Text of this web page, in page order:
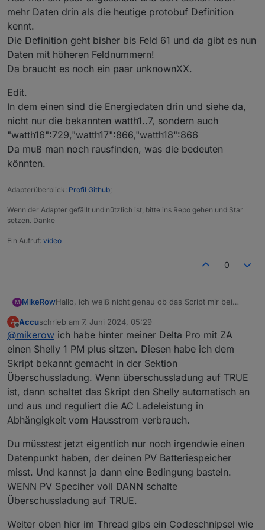
mehr Daten drin als die heutige protobuf Definition
kennt.
Die Definition geht bisher bis Feld 61 und da gibt es nun
Daten mit höheren Feldnummern!
Da braucht es noch ein paar unknownXX.
Edit.
In dem einen sind die Energiedaten drin und siehe da,
nicht nur die bekannten watth1..7, sondern auch
"watth16":729,"watth17":866,"watth18":866
Da muß man noch rausfinden, was die bedeuten
könnten.
Adapterüberblick: Profil Github;
Wenn der Adapter gefällt und nützlich ist, bitte ins Repo gehen und Star
setzen. Danke
Ein Aufruf: video
0
M MikeRowHallo, ich weiß nicht genau ob das Script mir bei
Frage hier. Wenn das Falsch ist, mach ich gern auch
ein neues Thema dazu auf.
Ich habe eine PV Anlage mit Speicher und möchte
den Speicher ohne Elektriker erweitern. Ich habe mir
eine Ecoflow Delta Pro + Powerstream 800 + Smart
Plug bestellt.
Ich möchte bei Überschuss oder günstigem Tibber
Preis folgende Werte anpassen oder Zustände
erreichen.
Alle Werte wie Überschuss, Tibber Preise etc habe
ich heute schon im IOBroker.
Wenn der primäre Speicher voll ist, soll der
die Beladung starten/stoppen und ggf die
Ladeleistung anpassen können.
Nach bestimmten Uhrzeiten bzw wenn der primäre
Speicher leer ist, will ich mit einem festen Wert
(Grundlast) entladen.
Sehe ich das Richtig, das Beladen kann ganz einfach
werden? Oder hilft mir da das Script. Ich habe auch
Kann mir da jemand etwas Orientierung geben? Wir
würdet ihr das machen? Danke und Gruß Mike
A
Offline
Accuschrieb am 7. Juni 2024, 05:29
zuletzt editiert von
@mikerow ich habe hinter meiner Delta Pro mit ZA
einen Shelly 1 PM plus sitzen. Diesen habe ich dem
Skript bekannt gemacht in der Sektion
Überschussladung. Wenn überschussladung auf TRUE
ist, dann schaltet das Skript den Shelly automatisch an
und aus und reguliert die AC Ladeleistung in
Abhängigkeit vom Hausstrom verbrauch.
Du müsstest jetzt eigentlich nur noch irgendwie einen
Datenpunkt haben, der deinen PV Batteriespeicher
misst. Und kannst ja dann eine Bedingung basteln.
WENN PV Speciher voll DANN schalte
Überschussladung auf TRUE.
Weiter oben hier im Thread gibs ein Codeschnipsel wie